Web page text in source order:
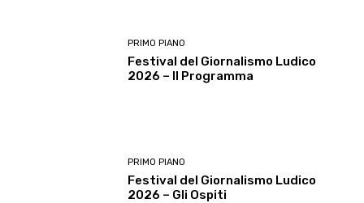
PRIMO PIANO
Festival del Giornalismo Ludico
2026 – Il Programma
PRIMO PIANO
Festival del Giornalismo Ludico
2026 – Gli Ospiti